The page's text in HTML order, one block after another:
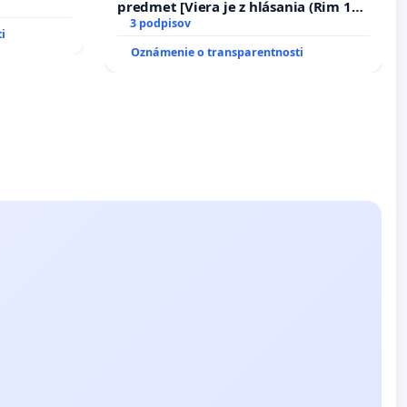
predmet [Viera je z hlásania (Rim 10,
17)]
3 podpisov
Oznámenie o transparentnosti